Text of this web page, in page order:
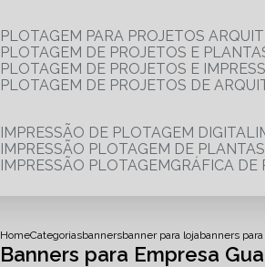
PLOTAGEM PARA PROJETOS
PLOTAGEM DE PROJETOS E
PLOTAGEM DE PROJETOS E
PLOTAGEM DE PROJETOS DE
IMPRESSÃO DE PLOTAGEM DIGITAL
IMPRESSÃO PLOTAGEM DE PLANTAS
IMPRESSÃO PLOTAGEM
GRÁFICA
HomeCategoriasbannersbanner para lojabanners
Banners para Empresa